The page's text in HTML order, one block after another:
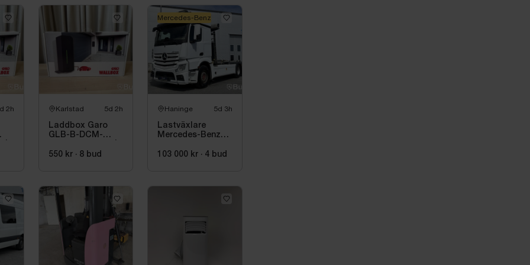
varning
(öppningsbart)
parkeringsbroms
2h Karlstad 5d 2h
Laddbox Garo
GLB-B-DCM-
22 kW | 3-fas
550 kr · 8 bud
Haninge 5d 3h
Lastväxlare
Mercedes-Benz
| JOAB 20 ton
103 000 kr · 4 bud
Mercedes-Benz